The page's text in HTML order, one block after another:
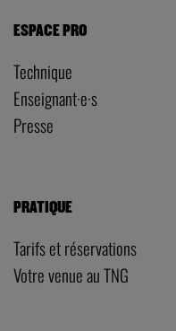
ESPACE PRO
Technique
Enseignant·e·s
Presse
PRATIQUE
Tarifs et réservations
Votre venue au TNG